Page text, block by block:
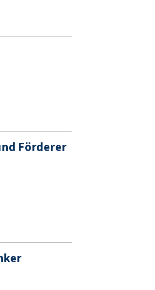
Förderer